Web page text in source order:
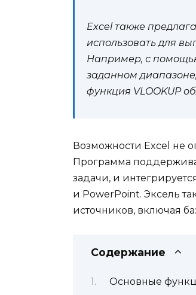
Excel также
использовать для
Например, с
заданном
функция VLOOKUP
Возможности Excel не
Программа
задачи, и
и PowerPoint. Эксель
источников, включая
Содержание
Основные